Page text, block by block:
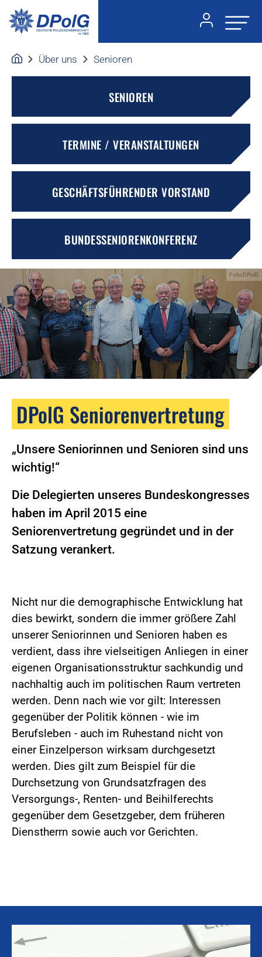
Über uns Senioren
SENIOREN
TERMINE / VERANSTALTUNGEN
GESCHÄFTSFÜHRENDER VORSTAND
BUNDESSENIORENKONFERENZ
Foto:DPolG
DPolG Seniorenvertretung
„Unsere Seniorinnen und Senioren sind uns
wichtig!“
Die Delegierten unseres Bundeskongresses
haben im April 2015 eine
Seniorenvertretung gegründet und in der
Satzung verankert.
Nicht nur die demographische Entwicklung hat
dies bewirkt, sondern die immer größere Zahl
unserer Seniorinnen und Senioren haben es
verdient, dass ihre vielseitigen Anliegen in einer
eigenen Organisationsstruktur sachkundig und
nachhaltig auch im politischen Raum vertreten
werden. Denn nach wie vor gilt: Interessen
gegenüber der Politik können - wie im
Berufsleben - auch im Ruhestand nicht von
einer Einzelperson wirksam durchgesetzt
werden. Dies gilt zum Beispiel für die
Durchsetzung von Grundsatzfragen des
Versorgungs-, Renten- und Beihilferechts
gegenüber dem Gesetzgeber, dem früheren
Dienstherrn sowie auch vor Gerichten.